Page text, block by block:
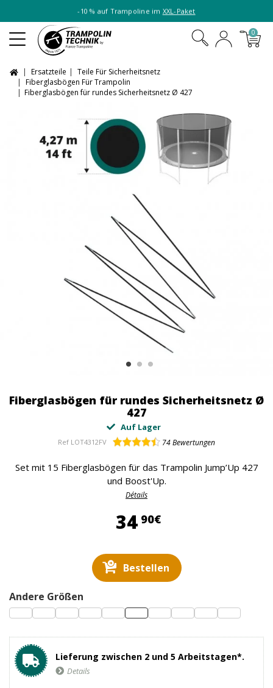
-10 % auf Trampoline im XXL-Paket
0
Ersatzteile
Teile Für Sicherheitsnetz
Fiberglasbögen Für Trampolin
Fiberglasbögen für rundes Sicherheitsnetz Ø 427
Fiberglasbögen für rundes Sicherheitsnetz Ø
427
Auf Lager
Ref LOT4312FV 74Bewertungen
Set mit 15 Fiberglasbögen für das Trampolin Jump’Up 427
und Boost'Up.
Détails
34 90€34,90 €
Bestellen
Andere Größen
Lieferung zwischen 2 und 5 Arbeitstagen*.
Details